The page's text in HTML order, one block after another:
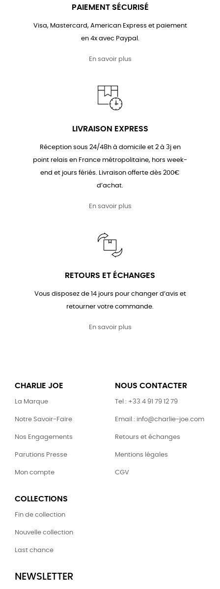
PAIEMENT SÉCURISÉ
Visa, Mastercard, American Express et paiement
en 4x avec Paypal.
En savoir plus
LIVRAISON EXPRESS
Réception sous 24/48h à domicile et 2 à 3j en
point relais en France métropolitaine, hors week-
end et jours fériés. Livraison offerte dès 200€
d’achat.
En savoir plus
RETOURS ET ÉCHANGES
Vous disposez de 14 jours pour changer d’avis et
retourner votre commande.
En savoir plus
CHARLIE JOE
La Marque
Notre Savoir-Faire
Nos Engagements
Parutions Presse
Mon compte
NOUS CONTACTER
Tel : +33 4 91 79 12 79
Email : info@charlie-joe.com
Retours et échanges
Mentions légales
CGV
COLLECTIONS
Fin de collection
Nouvelle collection
Last chance
NEWSLETTER